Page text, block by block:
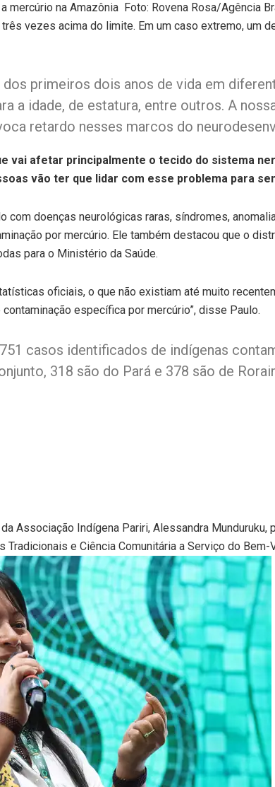
na Amazônia Foto: Rovena Rosa/Agência
vezes acima do limite. Em um caso extremo, um
primeiros dois anos de vida em
a idade, de estatura, entre outros. A
retardo nesses marcos do
vai afetar principalmente o tecido do sistema
vão ter que lidar com esse problema para
com doenças neurológicas raras, síndromes,
por mercúrio. Ele também destacou que o
para o Ministério da Saúde.
oficiais, o que não existiam até muito
específica por mercúrio”, disse Paulo.
casos identificados de indígenas
318 são do Pará e 378 são de